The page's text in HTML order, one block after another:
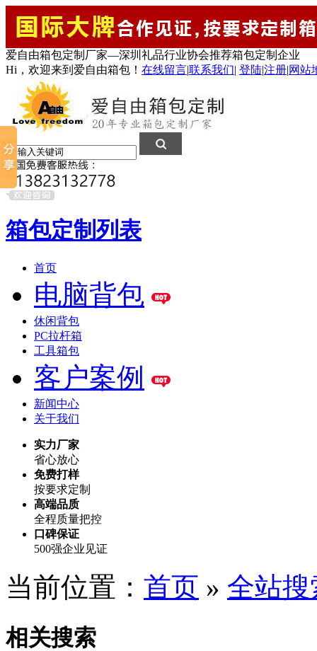
爱自由箱包定制厂家—深圳礼品行业协会推荐箱包定制企业
Hi，欢迎来到爱自由箱包！ 在线留言|联系我们| 登陆|注册|网站
箱包定制列表
首页
电脑背包
休闲背包
PC拉杆箱
工具箱包
客户案例
新闻中心
关于我们
实力厂家
省心放心
免费打样
按要求定制
高端品质
全程质量把控
口碑保证
500强企业见证
当前位置： 首页 » 全站搜
相关搜索